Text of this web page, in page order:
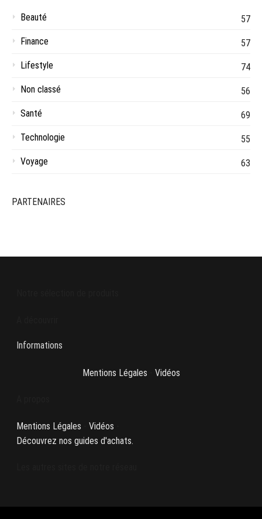
Beauté
57
Finance
57
Lifestyle
74
Non classé
56
Santé
69
Technologie
55
Voyage
63
PARTENAIRES
Informations
Mentions Légales Vidéos
Mentions Légales Vidéos
Découvrez nos guides d'achats.